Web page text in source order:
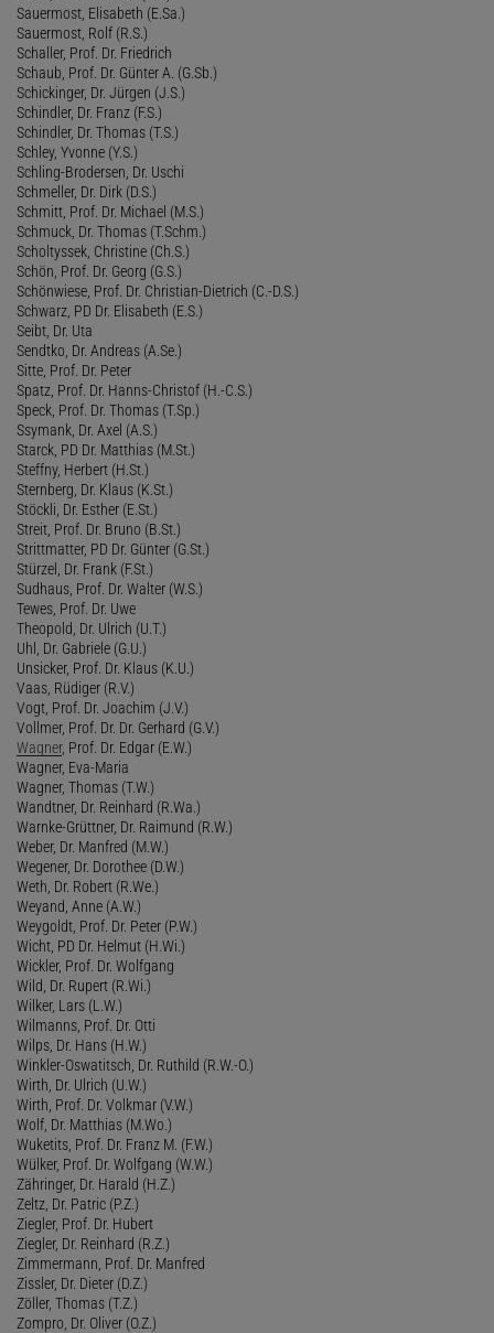
Sauermost, Elisabeth (E.Sa.)
Sauermost, Rolf (R.S.)
Schaller, Prof. Dr. Friedrich
Schaub, Prof. Dr. Günter A. (G.Sb.)
Schickinger, Dr. Jürgen (J.S.)
Schindler, Dr. Franz (F.S.)
Schindler, Dr. Thomas (T.S.)
Schley, Yvonne (Y.S.)
Schling-Brodersen, Dr. Uschi
Schmeller, Dr. Dirk (D.S.)
Schmitt, Prof. Dr. Michael (M.S.)
Schmuck, Dr. Thomas (T.Schm.)
Scholtyssek, Christine (Ch.S.)
Schön, Prof. Dr. Georg (G.S.)
Schönwiese, Prof. Dr. Christian-Dietrich (C.-D.S.)
Schwarz, PD Dr. Elisabeth (E.S.)
Seibt, Dr. Uta
Sendtko, Dr. Andreas (A.Se.)
Sitte, Prof. Dr. Peter
Spatz, Prof. Dr. Hanns-Christof (H.-C.S.)
Speck, Prof. Dr. Thomas (T.Sp.)
Ssymank, Dr. Axel (A.S.)
Starck, PD Dr. Matthias (M.St.)
Steffny, Herbert (H.St.)
Sternberg, Dr. Klaus (K.St.)
Stöckli, Dr. Esther (E.St.)
Streit, Prof. Dr. Bruno (B.St.)
Strittmatter, PD Dr. Günter (G.St.)
Stürzel, Dr. Frank (F.St.)
Sudhaus, Prof. Dr. Walter (W.S.)
Tewes, Prof. Dr. Uwe
Theopold, Dr. Ulrich (U.T.)
Uhl, Dr. Gabriele (G.U.)
Unsicker, Prof. Dr. Klaus (K.U.)
Vaas, Rüdiger (R.V.)
Vogt, Prof. Dr. Joachim (J.V.)
Vollmer, Prof. Dr. Dr. Gerhard (G.V.)
Wagner, Prof. Dr. Edgar (E.W.)
Wagner, Eva-Maria
Wagner, Thomas (T.W.)
Wandtner, Dr. Reinhard (R.Wa.)
Warnke-Grüttner, Dr. Raimund (R.W.)
Weber, Dr. Manfred (M.W.)
Wegener, Dr. Dorothee (D.W.)
Weth, Dr. Robert (R.We.)
Weyand, Anne (A.W.)
Weygoldt, Prof. Dr. Peter (P.W.)
Wicht, PD Dr. Helmut (H.Wi.)
Wickler, Prof. Dr. Wolfgang
Wild, Dr. Rupert (R.Wi.)
Wilker, Lars (L.W.)
Wilmanns, Prof. Dr. Otti
Wilps, Dr. Hans (H.W.)
Winkler-Oswatitsch, Dr. Ruthild (R.W.-O.)
Wirth, Dr. Ulrich (U.W.)
Wirth, Prof. Dr. Volkmar (V.W.)
Wolf, Dr. Matthias (M.Wo.)
Wuketits, Prof. Dr. Franz M. (F.W.)
Wülker, Prof. Dr. Wolfgang (W.W.)
Zähringer, Dr. Harald (H.Z.)
Zeltz, Dr. Patric (P.Z.)
Ziegler, Prof. Dr. Hubert
Ziegler, Dr. Reinhard (R.Z.)
Zimmermann, Prof. Dr. Manfred
Zissler, Dr. Dieter (D.Z.)
Zöller, Thomas (T.Z.)
Zompro, Dr. Oliver (O.Z.)